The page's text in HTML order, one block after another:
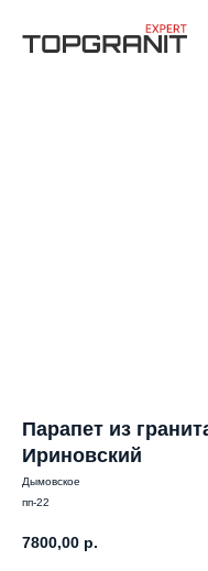
Парапет из
Ириновский
Дымовское
пп-22
7800,00 р.